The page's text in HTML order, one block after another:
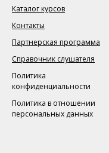
Каталог курсов
Контакты
Партнерская программа
Справочник слушателя
Политика
конфиденциальности
Политика в отношении
персональных данных